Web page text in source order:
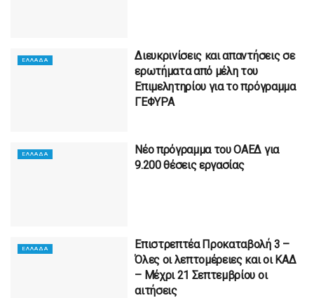
ΕΛΛΑΔΑ
Διευκρινίσεις και απαντήσεις σε
ερωτήματα από μέλη του
Επιμελητηρίου για το πρόγραμμα
ΓΕΦΥΡΑ
ΕΛΛΑΔΑ
Νέο πρόγραμμα του ΟΑΕΔ για
9.200 θέσεις εργασίας
ΕΛΛΑΔΑ
Επιστρεπτέα Προκαταβολή 3 –
Όλες οι λεπτομέρειες και οι ΚΑΔ
– Μέχρι 21 Σεπτεμβρίου οι
αιτήσεις